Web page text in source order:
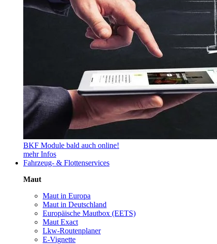
BKF Module bald auch online!
mehr Infos
Fahrzeug- & Flottenservices
Maut
Maut in Europa
Maut in Deutschland
Europäische Mautbox (EETS)
Maut Exact
Lkw-Routenplaner
E-Vignette